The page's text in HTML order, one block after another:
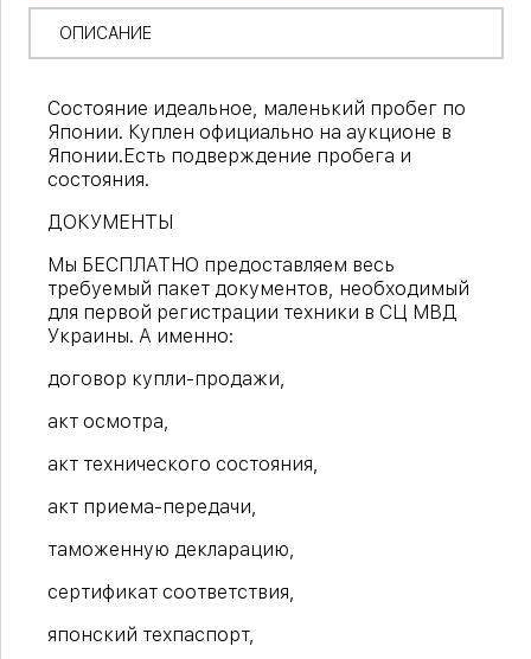
ОПИСАНИЕ
Состояние идеальное, маленький пробег по
Японии. Куплен официально на аукционе в
Японии.Есть подверждение пробега и
состояния.
ДОКУМЕНТЫ
Мы БЕСПЛАТНО предоставляем весь
требуемый пакет документов, необходимый
для первой регистрации техники в СЦ МВД
Украины. А именно:
договор купли-продажи,
акт осмотра,
акт технического состояния,
акт приема-передачи,
таможенную декларацию,
сертификат соответствия,
японский техпаспорт,